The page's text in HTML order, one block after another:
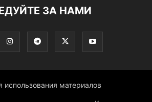
ЗА НАМИ
использования материалов